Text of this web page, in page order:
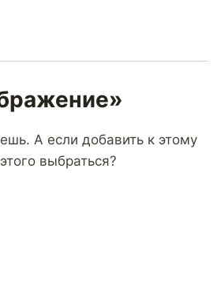
А если добавить к этому
выбраться?